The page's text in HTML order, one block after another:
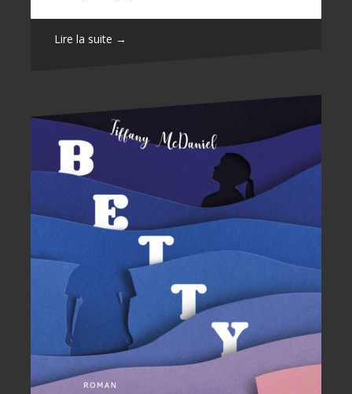
Lire la suite →